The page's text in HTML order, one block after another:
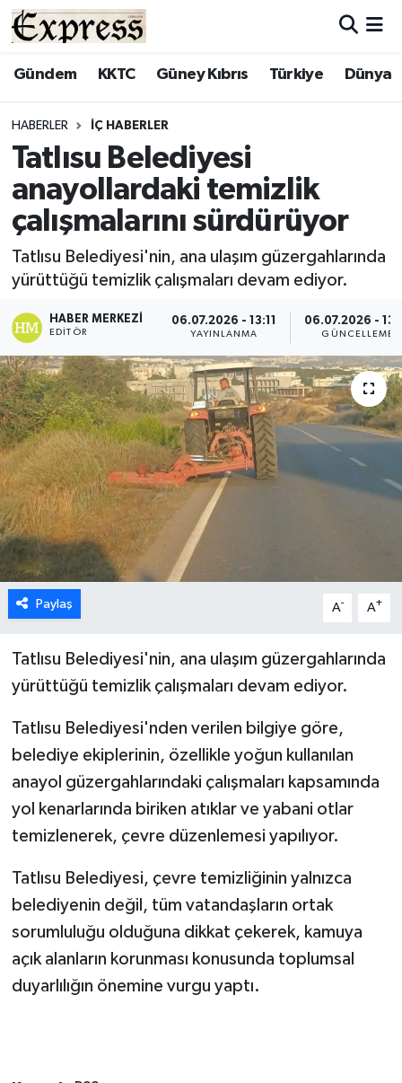
Gündem KKTC Güney Kıbrıs Türkiye Dünya
HABERLER İÇ HABERLER
Tatlısu Belediyesi
anayollardaki temizlik
çalışmalarını sürdürüyor
Tatlısu Belediyesi'nin, ana ulaşım güzergahlarında
yürüttüğü temizlik çalışmaları devam ediyor.
HABER MERKEZI
EDITÖR
06.07.2026 - 13:11
YAYINLANMA
06.07.2026 -
GÜNCELLEME
Paylaş A- A+
Tatlısu Belediyesi'nin, ana ulaşım güzergahlarında
yürüttüğü temizlik çalışmaları devam ediyor.
Tatlısu Belediyesi'nden verilen bilgiye göre,
belediye ekiplerinin, özellikle yoğun kullanılan
anayol güzergahlarındaki çalışmaları kapsamında
yol kenarlarında biriken atıklar ve yabani otlar
temizlenerek, çevre düzenlemesi yapılıyor.
Tatlısu Belediyesi, çevre temizliğinin yalnızca
belediyenin değil, tüm vatandaşların ortak
sorumluluğu olduğuna dikkat çekerek, kamuya
açık alanların korunması konusunda toplumsal
duyarlılığın önemine vurgu yaptı.
ALAYKÖY
BİLİM
ÇATALKÖY
DÜNYA
ENGLISH
ESENTEPE
GAZİMAĞUSA
GİRNE
GÜNDEM
GÜNEY KIBRIS
İÇ HABERLER
LAPTA
LEFKOŞA
MAGAZİN
Nöbetçi Eczaneler
ÖZEL HABER
SAĞLIK
Hava Durumu
Süper Lig Puan Durumu ve Fikstür
Tüm Manşetler
Son Dakika Haberleri